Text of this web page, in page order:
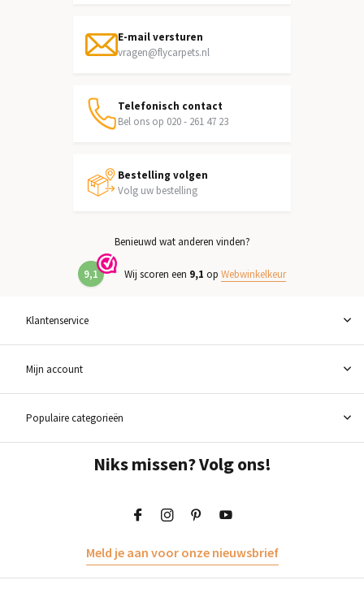
E-mail versturen
vragen@flycarpets.nl
Telefonisch contact
Bel ons op 020 - 261 47 23
Bestelling volgen
Volg uw bestelling
Benieuwd wat anderen vinden?
9,1 Wij scoren een 9,1 op Webwinkelkeur
Klantenservice
Mijn account
Populaire categorieën
Niks missen? Volg ons!
Meld je aan voor onze nieuwsbrief